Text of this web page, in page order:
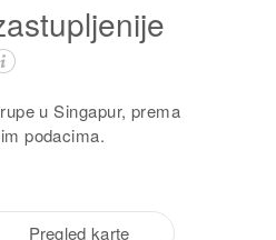
u Singapur, prema
podacima.
Pregled karte